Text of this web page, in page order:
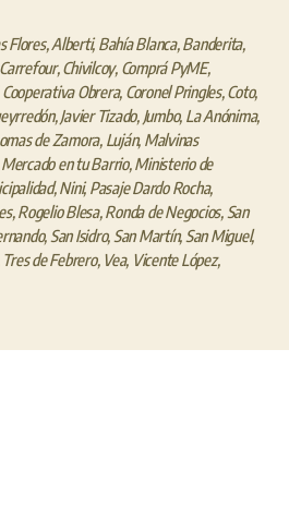
Flores,Alberti, Bahía Blanca,Banderita,
Carrefour,Chivilcoy, Comprá PyME,
Cooperativa Obrera, Coronel Pringles,Coto,
,Javier Tizado, Jumbo, La Anónima,
de Zamora, Luján, Malvinas
Mercado en tu Barrio,Ministerio de
,Nini, Pasaje Dardo Rocha,
,Rogelio Blesa,Ronda de Negocios, San
, San Isidro, San Martín, San Miguel,
Tres de Febrero, Vea, Vicente López,